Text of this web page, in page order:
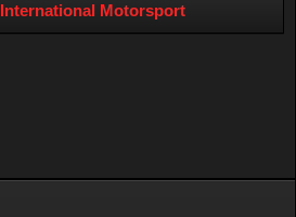
International Motorsport